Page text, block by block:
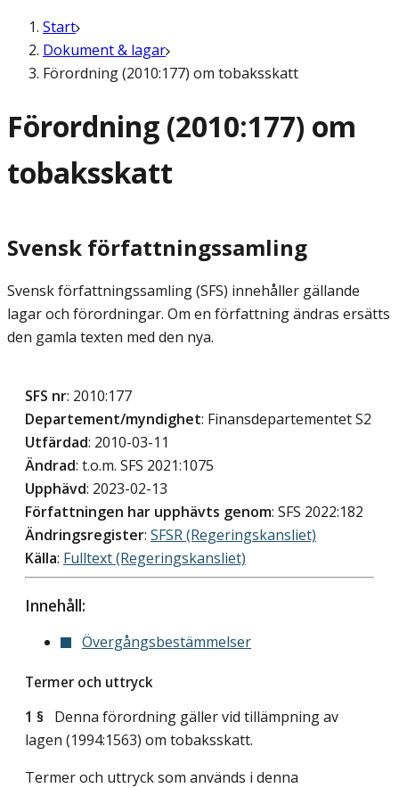
Start
Dokument & lagar
Förordning (2010:177) om tobaksskatt
Förordning (2010:177) om
tobaksskatt
Svensk författningssamling
Svensk författningssamling (SFS) innehåller gällande
lagar och förordningar. Om en författning ändras ersätts
den gamla texten med den nya.
SFS nr: 2010:177
Departement/myndighet: Finansdepartementet S2
Utfärdad: 2010-03-11
Ändrad: t.o.m. SFS 2021:1075
Upphävd: 2023-02-13
Författningen har upphävts genom: SFS 2022:182
Ändringsregister: SFSR (Regeringskansliet)
Källa: Fulltext (Regeringskansliet)
Innehåll:
Övergångsbestämmelser
Termer och uttryck
1 § Denna förordning gäller vid tillämpning av
lagen (1994:1563) om tobaksskatt.
Termer och uttryck som används i denna